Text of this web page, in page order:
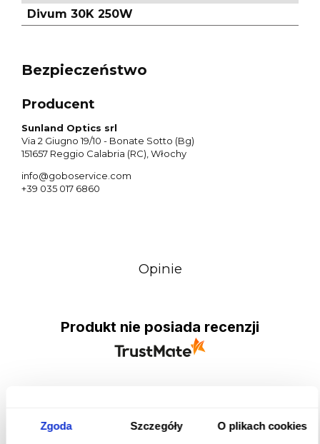
Zgoda Szczegóły O plikach cookies
Divum 30K 250W
Bezpieczeństwo
Producent
Sunland Optics srl
Via 2 Giugno 19/10 - Bonate Sotto (Bg)
151657 Reggio Calabria (RC), Włochy
info@goboservice.com
+39 035 017 6860
Opinie
Produkt nie posiada recenzji
Opinie o produkcie